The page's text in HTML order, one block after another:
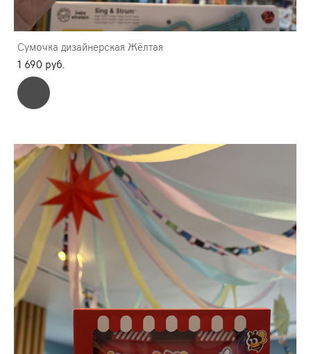
Сумочка дизайнерская Жёлтая
1 690 pуб.